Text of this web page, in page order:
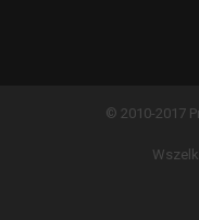
© 2010-2017